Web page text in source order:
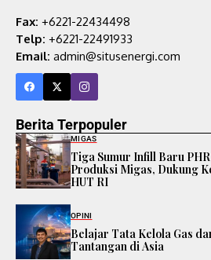
Fax: +6221-22434498
Telp: +6221-22491933
Email: admin@situsenergi.com
Berita Terpopuler
MIGAS
Tiga Sumur Infill Baru
Produksi Migas, Dukung
HUT RI
OPINI
Belajar Tata Kelola Gas
Tantangan di Asia